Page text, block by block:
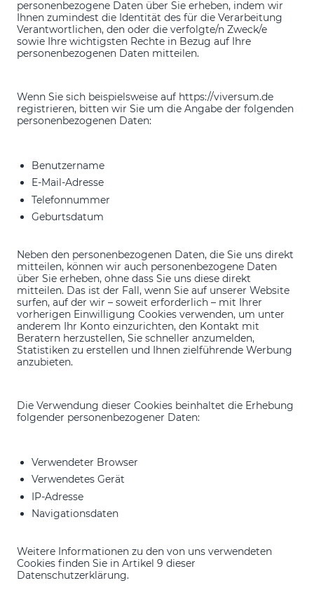
personenbezogene Daten über Sie erheben, indem wir
Ihnen zumindest die Identität des für die Verarbeitung
Verantwortlichen, den oder die verfolgte/n Zweck/e
sowie Ihre wichtigsten Rechte in Bezug auf Ihre
personenbezogenen Daten mitteilen.
Wenn Sie sich beispielsweise auf https://viversum.de
registrieren, bitten wir Sie um die Angabe der folgenden
personenbezogenen Daten:
Benutzername
E-Mail-Adresse
Telefonnummer
Geburtsdatum
Neben den personenbezogenen Daten, die Sie uns direkt
mitteilen, können wir auch personenbezogene Daten
über Sie erheben, ohne dass Sie uns diese direkt
mitteilen. Das ist der Fall, wenn Sie auf unserer Website
surfen, auf der wir – soweit erforderlich – mit Ihrer
vorherigen Einwilligung Cookies verwenden, um unter
anderem Ihr Konto einzurichten, den Kontakt mit
Beratern herzustellen, Sie schneller anzumelden,
Statistiken zu erstellen und Ihnen zielführende Werbung
anzubieten.
Die Verwendung dieser Cookies beinhaltet die Erhebung
folgender personenbezogener Daten:
Verwendeter Browser
Verwendetes Gerät
IP-Adresse
Navigationsdaten
Weitere Informationen zu den von uns verwendeten
Cookies finden Sie in Artikel 9 dieser
Datenschutzerklärung.